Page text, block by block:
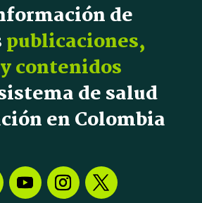
de
publicaciones,
contenidos
de salud
en Colombia